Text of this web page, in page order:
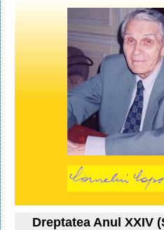
Dreptatea Anul XXIV